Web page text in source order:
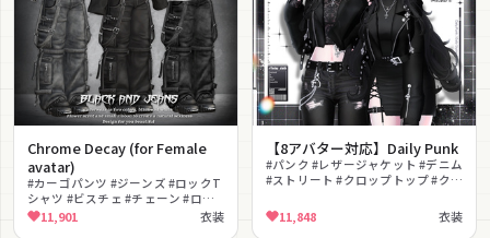
Chrome Decay (for Female
avatar)
#カーゴパンツ #ジーンズ #ロックT
シャツ #ビスチェ #チェーン #ロッ
ク #パンク #ストリート #クール #グ
ランジ
11,901 衣装
【8アバター対応】Daily Punk
#パンク #レザージャケット #デニム
#ストリート #クロップトップ #クー
対応11,848 衣装